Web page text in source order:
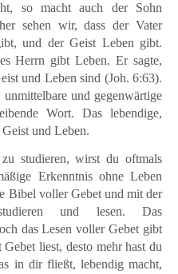
so macht auch der Sohn
sehen wir, dass der Vater
und der Geist Leben gibt.
Herrn gibt Leben. Er sagte,
und Leben sind (Joh. 6:63).
und gegenwärtige
Wort. Das lebendige,
und Leben.
studieren, wirst du oftmals
Erkenntnis ohne Leben
Bibel voller Gebet und mit der
und lesen. Das
das Lesen voller Gebet gibt
liest, desto mehr hast du
in dir fließt, lebendig macht,